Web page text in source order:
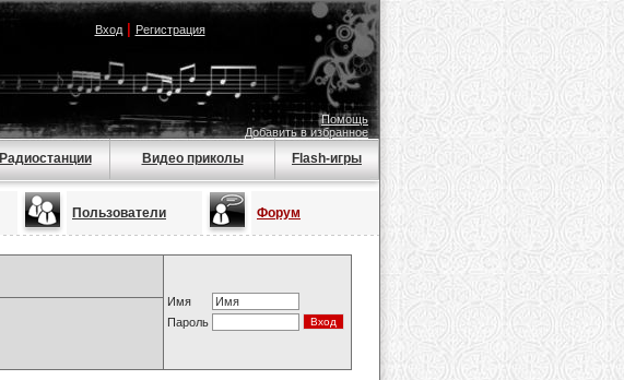
Вход| Регистрация
Помощь
Добавить в избранное
Радиостанции Видео приколы Flash-игры
Пользователи Форум
Имя
Пароль